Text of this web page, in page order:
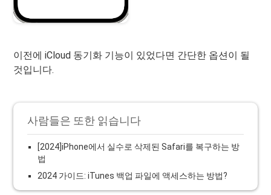
이전에 iCloud 동기화 기능이 있었다면 간단한 옵션이 될
것입니다.
사람들은 또한 읽습니다
[2024]iPhone에서 실수로 삭제된 Safari를 복구하는 방
법
2024 가이드: iTunes 백업 파일에 액세스하는 방법?